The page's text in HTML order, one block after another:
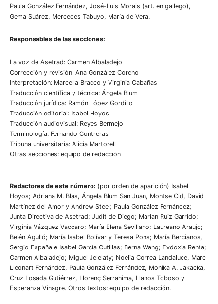
Paula González Fernández, José-Luis Morais (art. en gallego),
Gema Suárez, Mercedes Tabuyo, María de Vera.
Responsables de las secciones:
La voz de Asetrad: Carmen Albaladejo
Corrección y revisión: Ana González Corcho
Interpretación: Marcella Bracco y Virginia Cabañas
Traducción científica y técnica: Ángela Blum
Traducción jurídica: Ramón López Gordillo
Traducción editorial: Isabel Hoyos
Traducción audiovisual: Reyes Bermejo
Terminología: Fernando Contreras
Tribuna universitaria: Alicia Martorell
Otras secciones: equipo de redacción
Redactores de este número: (por orden de aparición) Isabel
Hoyos; Adriana M. Blas, Ángela Blum San Juan, Montse Cid, David
Martínez del Amor y Andrew Steel; Paula González Fernández;
Junta Directiva de Asetrad; Judit de Diego; Marian Ruiz Garrido;
Virginia Vázquez Vaccaro; María Elena Sevillano; Laureano Araujo;
Belén Agulló; María Isabel Bolívar y Teresa Pons; María Bercianos,
Sergio España e Isabel García Cutillas; Berna Wang; Evdoxia Renta;
Carmen Albaladejo; Miguel Jelelaty; Noelia Correa Landaluce, Marc
Lleonart Fernández, Paula González Fernández, Monika A. Jakacka,
Cruz Losada Gutiérrez, Llorenç Serrahima, Llanos Toboso y
Esperanza Vinagre. Otros textos: equipo de redacción.